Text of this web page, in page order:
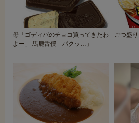
母「ゴディバのチョコ買ってきたわ
よー」 馬鹿舌僕「パクッ…」
ごつ盛